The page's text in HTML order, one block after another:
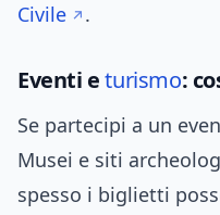
Civile
.
Eventi eturismo:
Se partecipi a un
Musei e siti
spesso i biglietti